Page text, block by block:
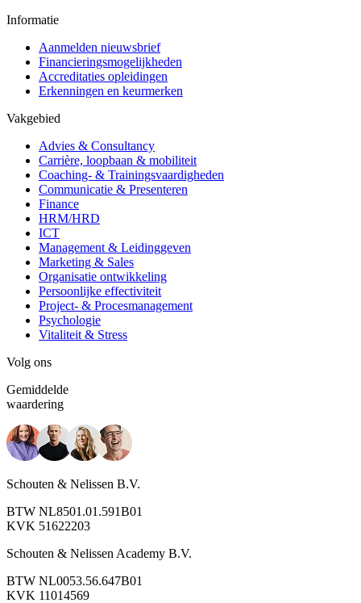
Informatie
Aanmelden nieuwsbrief
Financieringsmogelijkheden
Accreditaties opleidingen
Erkenningen en keurmerken
Vakgebied
Advies & Consultancy
Carrière, loopbaan & mobiliteit
Coaching- & Trainingsvaardigheden
Communicatie & Presenteren
Finance
HRM/HRD
ICT
Management & Leidinggeven
Marketing & Sales
Organisatie ontwikkeling
Persoonlijke effectiviteit
Project- & Procesmanagement
Psychologie
Vitaliteit & Stress
Volg ons
Gemiddelde
waardering
Schouten & Nelissen B.V.
BTW NL8501.01.591B01
KVK 51622203
Schouten & Nelissen Academy B.V.
BTW NL0053.56.647B01
KVK 11014569